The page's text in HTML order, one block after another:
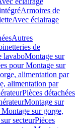
Armoires de
Avec éclairage
Autres
de
lavaboMontage sur
pour Montage sur
alimentation par
alimentation par
Pièces détachées
Montage sur
sur gorge,
secteurPièces